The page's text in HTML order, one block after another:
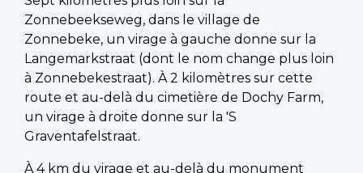
Zonnebeekseweg, dans le village de
Zonnebeke, un virage à gauche donne sur la
Langemarkstraat (dont le nom change plus loin
à Zonnebekestraat). À 2 kilomètres sur cette
route et au-delà du cimetière de Dochy Farm,
un virage à droite donne sur la 'S
Graventafelstraat.
À 4 km du virage et au-delà du monument